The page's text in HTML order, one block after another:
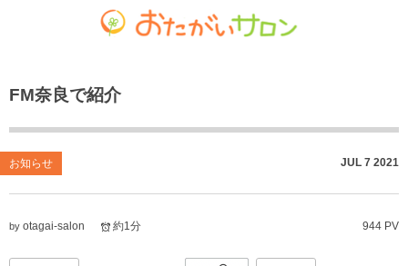
FM奈良で紹介
お知らせ JUL 7 2021
by otagai-salon 944 PV
約1分
お知らせ
共生型デイサービス おたがいサロン
おたがいサロンの喫茶店（オレンジカフェ）
ごちゃまぜ食堂
就労継続支援 B型事業